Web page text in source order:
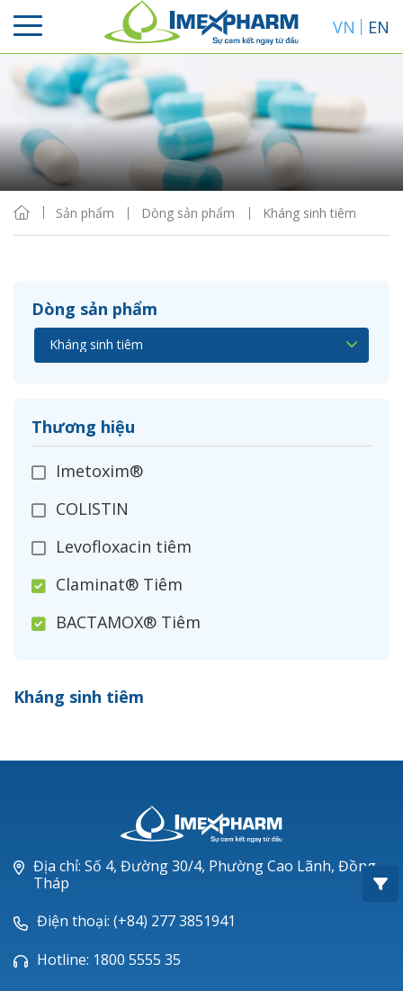
VN EN
Sản phẩm Dòng sản phẩm Kháng sinh tiêm
Dòng sản phẩm
Thương hiệu
Imetoxim®
COLISTIN
Levofloxacin tiêm
Claminat® Tiêm
BACTAMOX® Tiêm
Ceftizoxim®
Piperacillin
Ticarlinat®
Zobacta®
Bacsulfo®
Kháng sinh tiêm
Sắp xếp
Hiển thị
Địa chỉ: Số 4, Đường 30/4, Phường Cao Lãnh, Đồng
Tháp
Điện thoại: (+84) 277 3851941
Hotline: 1800 5555 35